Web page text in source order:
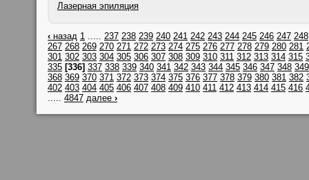
Лазерная эпиляция
‹ назад 1 ..... 237 238 239 240 241 242 243 244 245 246 247 248
267 268 269 270 271 272 273 274 275 276 277 278 279 280 281
301 302 303 304 305 306 307 308 309 310 311 312 313 314 315
335 [336] 337 338 339 340 341 342 343 344 345 346 347 348 349
368 369 370 371 372 373 374 375 376 377 378 379 380 381 382
402 403 404 405 406 407 408 409 410 411 412 413 414 415 416
..... 4847 далее ›